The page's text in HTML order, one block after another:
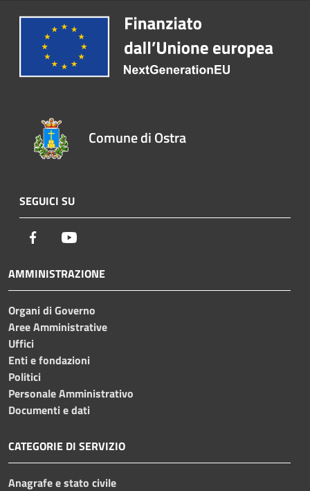
Comune di Ostra
SEGUICI SU
Facebook
AMMINISTRAZIONE
Organi di Governo
Aree Amministrative
Uffici
Enti e fondazioni
Politici
Personale Amministrativo
Documenti e dati
CATEGORIE DI SERVIZIO
Anagrafe e stato civile